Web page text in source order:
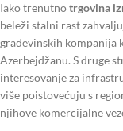
Iako trenutnotrgovina
beleži stalni rast
građevinskih kompanija
Azerbejdžanu. S druge
interesovanje za
više poistovećuju s
njihove komercijalne